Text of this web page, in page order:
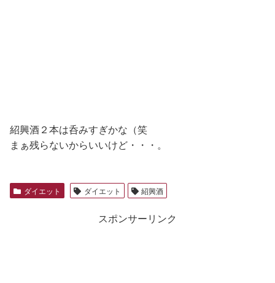
紹興酒２本は呑みすぎかな（笑
まぁ残らないからいいけど・・・。
ダイエット ダイエット 紹興酒
スポンサーリンク